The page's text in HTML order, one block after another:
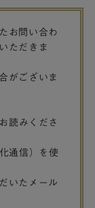
お問い合わ
ただきま
がございま
読みくださ
通信）を使
いたメール